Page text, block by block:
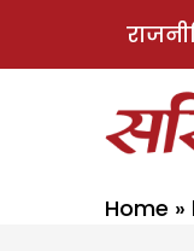
Home »